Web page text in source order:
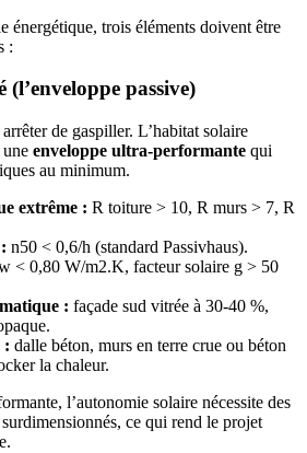
énergétique, trois éléments doivent être
:
passive)
de gaspiller. L’habitat solaire
enveloppe ultra-performante qui
au minimum.
extrême : R toiture > 10, R murs > 7, R
n50 < 0,6/h (standard Passivhaus).
< 0,80 W/m2.K, facteur solaire g > 50
: façade sud vitrée à 30-40 %,
: dalle béton, murs en terre crue ou béton
la chaleur.
l’autonomie solaire nécessite des
ce qui rend le projet